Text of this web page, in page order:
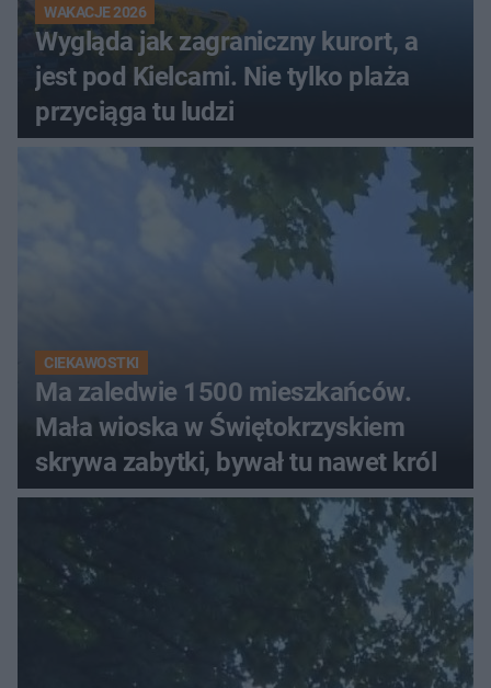
WAKACJE 2026
Wygląda jak zagraniczny kurort, a
jest pod Kielcami. Nie tylko plaża
przyciąga tu ludzi
CIEKAWOSTKI
Ma zaledwie 1500 mieszkańców.
Mała wioska w Świętokrzyskiem
skrywa zabytki, bywał tu nawet król